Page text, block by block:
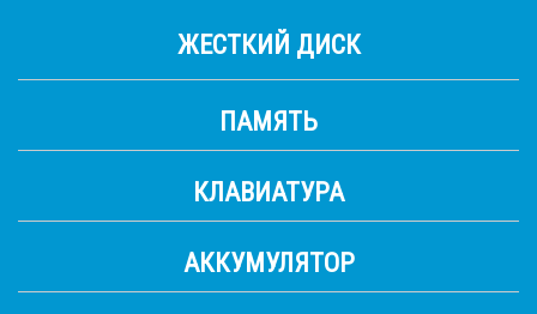
ЖЕСТКИЙ ДИСК
ПАМЯТЬ
КЛАВИАТУРА
АККУМУЛЯТОР